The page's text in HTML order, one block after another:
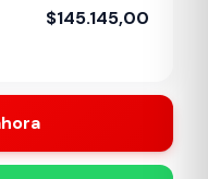
$145.145,00